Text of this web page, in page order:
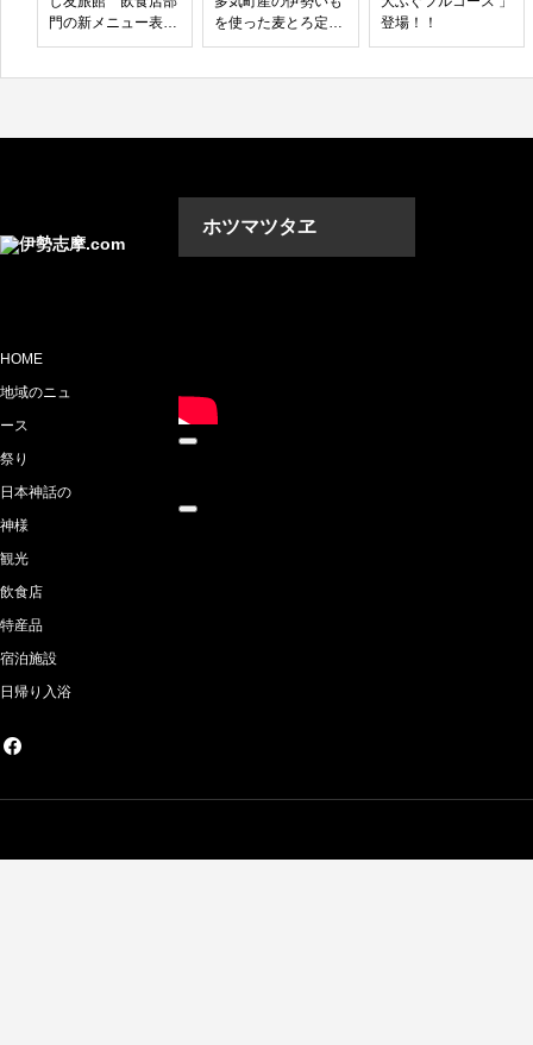
門の新メニュー表
（南伊勢町 古和浦）
を使った麦とろ定食
が人気NO.1のわけ
登場！！
ホツマツタヱ
HOME
地域のニュ
ース
祭り
日本神話の
神様
観光
飲食店
特産品
宿泊施設
日帰り入浴